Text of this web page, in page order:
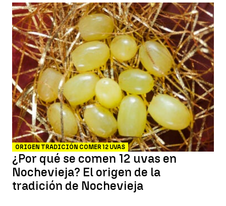
ORIGEN TRADICIÓN COMER 12 UVAS
¿Por qué se comen 12 uvas en
Nochevieja? El origen de la
tradición de Nochevieja